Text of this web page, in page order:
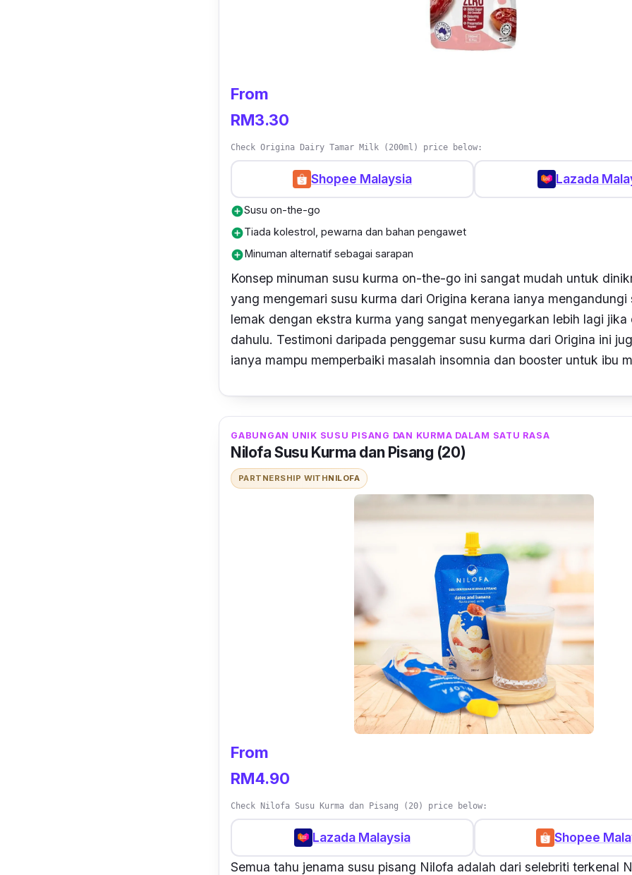
From
RM3.30
Check Origina Dairy Tamar Milk (200ml) price below:
Shopee Malaysia Lazada
add_circleSusu on-the-go
add_circleTiada kolestrol, pewarna dan bahan pengawet
add_circleMinuman alternatif sebagai sarapan
Konsep minuman susu kurma on-the-go ini sangat mudah untuk
yang mengemari susu kurma dari Origina kerana ianya mengandungi
lemak dengan ekstra kurma yang sangat menyegarkan lebih lagi jika
dahulu. Testimoni daripada penggemar susu kurma dari Origina ini
ianya mampu memperbaiki masalah insomnia dan booster untuk ibu
GABUNGAN UNIK SUSU PISANG DAN KURMA DALAM SATU RASA
Nilofa Susu Kurma dan Pisang (20)
PARTNERSHIP WITHNILOFA
From
RM4.90
Check Nilofa Susu Kurma dan Pisang (20) price below:
Lazada Malaysia
Shopee
Semua tahu jenama susu pisang Nilofa adalah dari selebriti terkenal